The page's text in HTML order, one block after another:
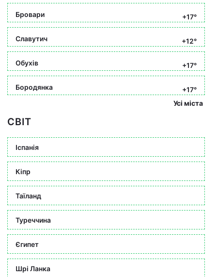
Бровари +17°
Славутич +12°
Обухів +17°
Бородянка
+17°
Усі міста
СВІТ
Іспанія
Кіпр
Таїланд
Туреччина
Єгипет
Шрі Ланка